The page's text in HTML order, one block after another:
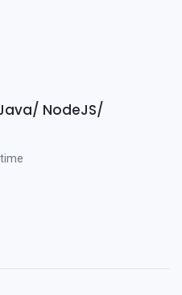
NodeJS/